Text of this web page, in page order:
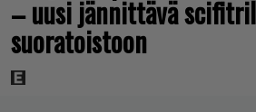
– uusi jännittävä
suoratoistoon